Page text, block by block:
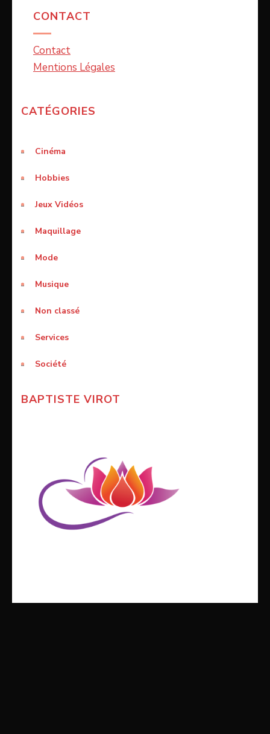
CONTACT
Contact
Mentions Légales
CATÉGORIES
Cinéma
Hobbies
Jeux Vidéos
Maquillage
Mode
Musique
Non classé
Services
Société
BAPTISTE VIROT